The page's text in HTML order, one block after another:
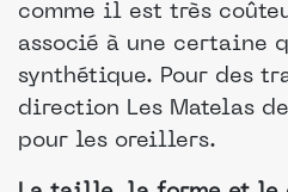
comme il est très
associé à une certaine
synthétique. Pour des
direction Les Matelas
pour les oreillers.